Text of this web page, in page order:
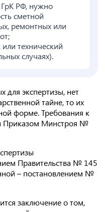
ГрК РФ, нужно
сметной
ремонтных или
технический
случаях).
для экспертизы, нет
тайне, то их
форме. Требования к
Приказом Минстроя №
Правительства № 145
– постановлением №
заключение о том,